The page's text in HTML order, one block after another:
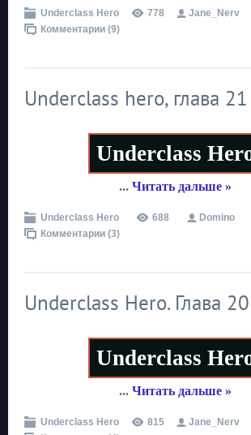
Underclass Hero 778 Jane_Nerv
Комментарии (9)
Underclass hero, глава 21
Underclass
... Читать дальше »
Underclass Hero 688 Domino
Комментарии (3)
Underclass Hero. Глава 20
Underclass
... Читать дальше »
Underclass Hero 815 Jane_Nerv